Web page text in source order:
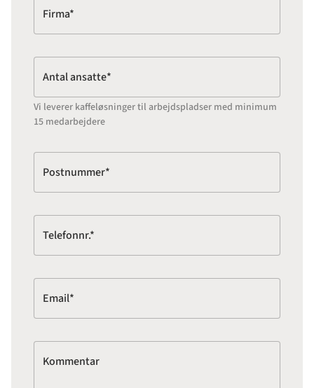
Firma*
Antal ansatte*
Vi leverer kaffeløsninger til arbejdspladser med minimum
15 medarbejdere
Postnummer*
Telefonnr.*
Email*
Kommentar